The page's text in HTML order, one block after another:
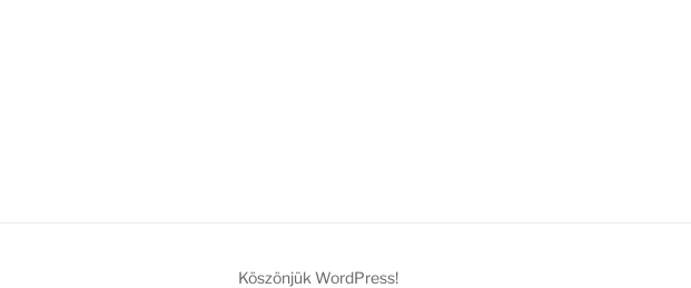
Köszönjük WordPress!